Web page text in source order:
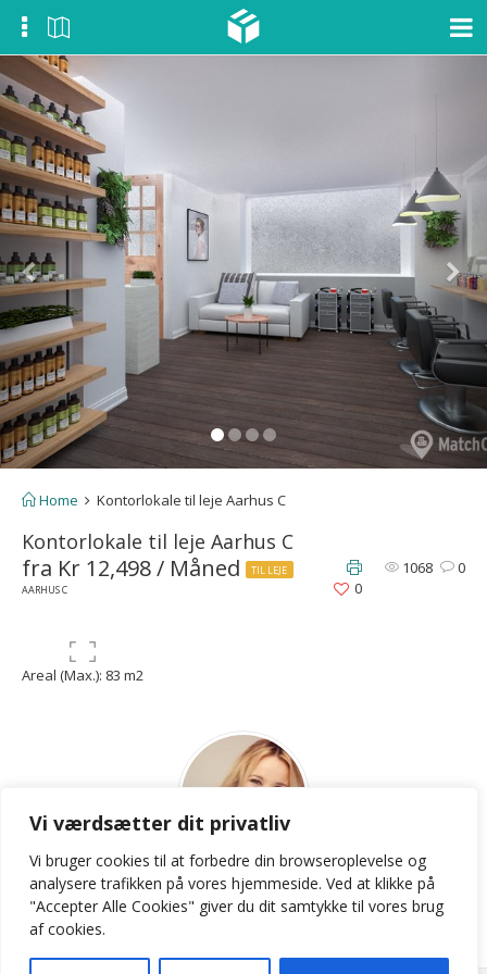
Vi værdsætter dit privatliv
Vi bruger cookies til at forbedre din browseroplevelse og
analysere trafikken på vores hjemmeside. Ved at klikke på
"Accepter Alle Cookies" giver du dit samtykke til vores brug
af cookies.
Home Kontorlokale til leje Aarhus C
Kontorlokale til leje Aarhus C
fra Kr 12,498 / Måned
TIL LEJE
AARHUS C
1068
0
0
Areal (Max.): 83 m2
LKB
Contact Agent